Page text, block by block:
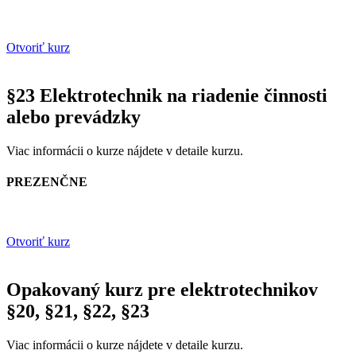
Otvoriť kurz
§23 Elektrotechnik na riadenie činnosti
alebo prevádzky
Viac informácii o kurze nájdete v detaile kurzu.
PREZENČNE
Otvoriť kurz
Opakovaný kurz pre elektrotechnikov
§20, §21, §22, §23
Viac informácii o kurze nájdete v detaile kurzu.